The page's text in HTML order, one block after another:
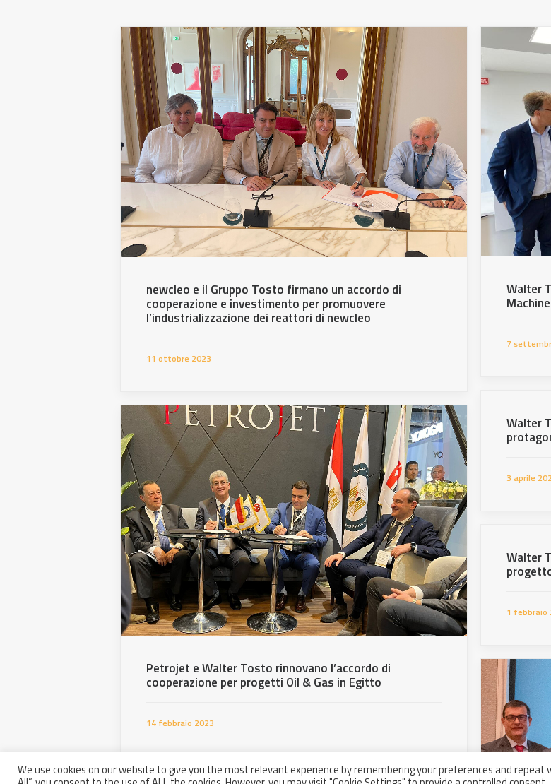
newcleo e il Gruppo Tosto firmano un accordo di
cooperazione e investimento per promuovere
l’industrializzazione dei reattori di newcleo
11 ottobre 2023
Walter
7
Walter
3 aprile
Petrojet e Walter Tosto rinnovano l’accordo di
cooperazione per progetti Oil & Gas in Egitto
14 febbraio 2023
Walter
1 febbraio
We use cookies on our website to give you the most relevant experience by remembering your preferences and repeat